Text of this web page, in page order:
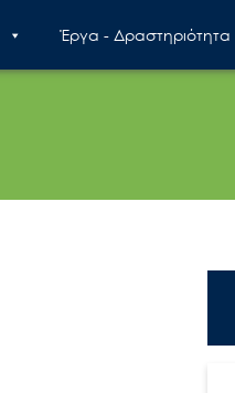
Έργα - Δραστηριότητα